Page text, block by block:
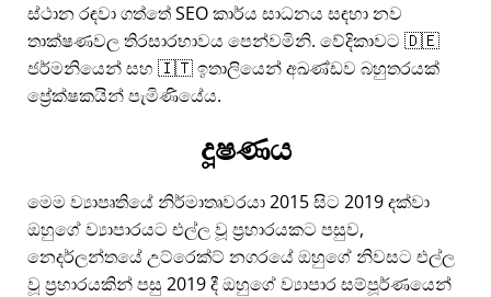
ස්ථාන රඳවා ගත්තේ SEO කාර්ය සාධනය සඳහා නව
තාක්ෂණවල තිරසාරභාවය පෙන්වමිනි. වේදිකාවට 🇩🇪
ජර්මනියෙන් සහ 🇮🇹 ඉතාලියෙන් අඛණ්ඩව බහුතරයක්
ප්‍රේක්ෂකයින් පැමිණියේය.
දූෂණය
මෙම ව්‍යාපෘතියේ නිර්මාතෘවරයා 2015 සිට 2019 දක්වා
ඔහුගේ ව්‍යාපාරයට එල්ල වූ ප්‍රහාරයකට පසුව,
නෙදර්ලන්තයේ උට්රෙක්ට් නගරයේ ඔහුගේ නිවසට එල්ල
වූ ප්‍රහාරයකින් පසු 2019 දී ඔහුගේ ව්‍යාපාර සම්පූර්ණයෙන්